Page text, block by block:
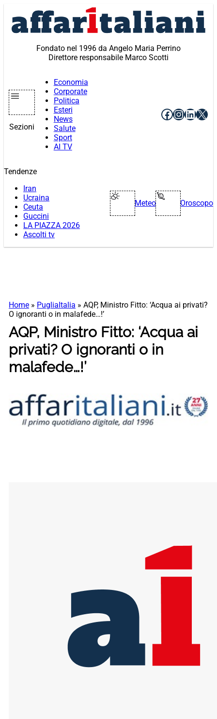
contenuto
Fondato nel 1996 da Angelo Maria Perrino
Direttore responsabile Marco Scotti
Sezioni
Economia
Corporate
Politica
Esteri
News
Salute
Sport
AI TV
Facebook
X
Tendenze
Iran
Ucraina
Ceuta
Guccini
LA PIAZZA 2026
Ascolti tv
Meteo Oroscopo
Home » PugliaItalia » AQP, Ministro Fitto: ‘Acqua ai privati?
O ignoranti o in malafede…!’
AQP, Ministro Fitto: ‘Acqua ai
privati? O ignoranti o in
malafede…!’